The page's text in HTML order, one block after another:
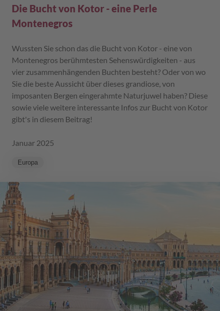
Die Bucht von Kotor - eine Perle
Montenegros
Wussten Sie schon das die Bucht von Kotor - eine von
Montenegros berühmtesten Sehenswürdigkeiten - aus
vier zusammenhängenden Buchten besteht? Oder von wo
Sie die beste Aussicht über dieses grandiose, von
imposanten Bergen eingerahmte Naturjuwel haben? Diese
sowie viele weitere interessante Infos zur Bucht von Kotor
gibt's in diesem Beitrag!
Januar 2025
Europa